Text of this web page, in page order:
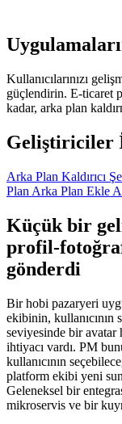
Kullanıcılarınızı
güçlendirin. E-ticaret
kadar, arka plan
Geliştiriciler
Arka Plan Kaldırıcı
Plan Arka Plan Ekle
Küçük bir
profil-
gönderdi
Bir hobi pazaryeri
ekibinin, kullanıcının
seviyesinde bir
ihtiyacı vardı. PM
kullanıcının
platform ekibi yeni
Geleneksel bir
mikroservis ve bir